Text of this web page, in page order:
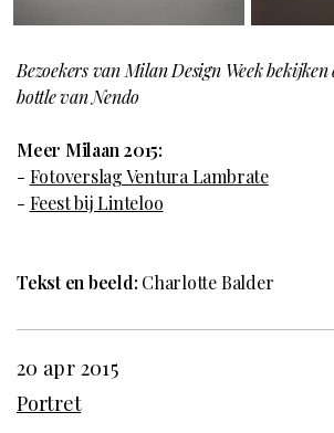
Bezoekers van Milan Design Week
bottle van Nendo
Meer Milaan 2015:
- Fotoverslag Ventura Lambrate
- Feest bij Linteloo
Tekst en beeld: Charlotte Balder
20 apr 2015
Portret